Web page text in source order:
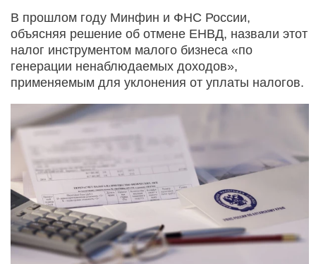
В прошлом году Минфин и ФНС России,
объясняя решение об отмене ЕНВД, назвали этот
налог инструментом малого бизнеса «по
генерации ненаблюдаемых доходов»,
применяемым для уклонения от уплаты налогов.